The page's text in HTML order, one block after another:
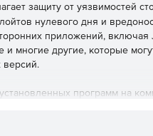
защиту от уязвимостей
нулевого дня и
приложений, включая
и многие другие, которые
версий.
программ на